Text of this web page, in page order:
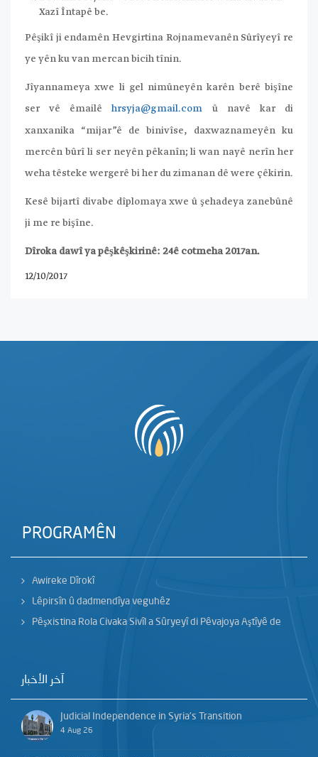
Xazî Întapê be.
Pêşikî ji endamên Hevgirtina Rojnamevanên Sûrîyeyî re
ye yên ku van mercan bicih tînin.
Jîyannameya xwe li gel nimûneyên karên berê bişîne
ser vê êmailêhrsyja@gmail.com û navê kar di
xanxanika “mijar”ê de binivîse, daxwaznameyên ku
mercên bûrî li ser neyên pêkanîn; li wan nayê nerîn her
weha têsteke wergerê bi her du zimanan dê were çêkirin.
Kesê bijartî divabe dîplomaya xwe û şehadeya zanebûnê
ji me re bişîne.
Dîroka dawî ya pêşkêşkirinê: 24ê cotmeha 2017an.
12/10/2017
PROGRAMÊN
Awireke Dîrokî
Lêpirsîn û dadmendîya veguhêz
Pêşxistina Rola Civaka Sivîl a Sûryeyî di Pêvajoya Aştîyê de
آخر الأخبار
Judicial Independence in Syria’s Transition
4 Aug 26